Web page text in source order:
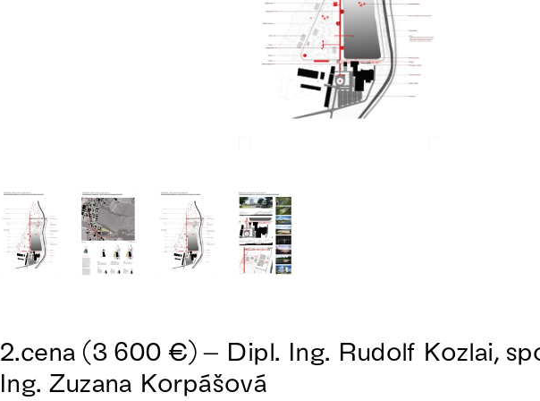
2.cena (3 600 €) – Dipl. Ing. Rudolf Kozlai,
Ing. Zuzana Korpášová